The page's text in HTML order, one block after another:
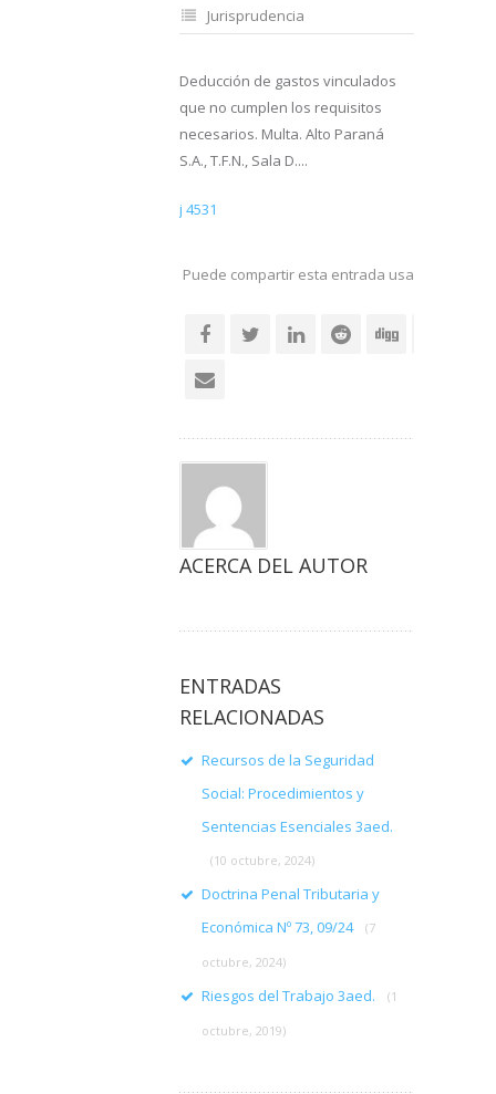
Jurisprudencia
Deducción de gastos vinculados
que no cumplen los requisitos
necesarios. Multa. Alto Paraná
S.A., T.F.N., Sala D....
j 4531
Puede compartir esta entrada usando sus
ACERCA DEL AUTOR
ENTRADAS
RELACIONADAS
Recursos de la Seguridad
Social: Procedimientos y
Sentencias Esenciales 3aed.
(10 octubre, 2024)
Doctrina Penal Tributaria y
Económica Nº 73, 09/24
(7
octubre, 2024)
Riesgos del Trabajo 3aed. (1
octubre, 2019)